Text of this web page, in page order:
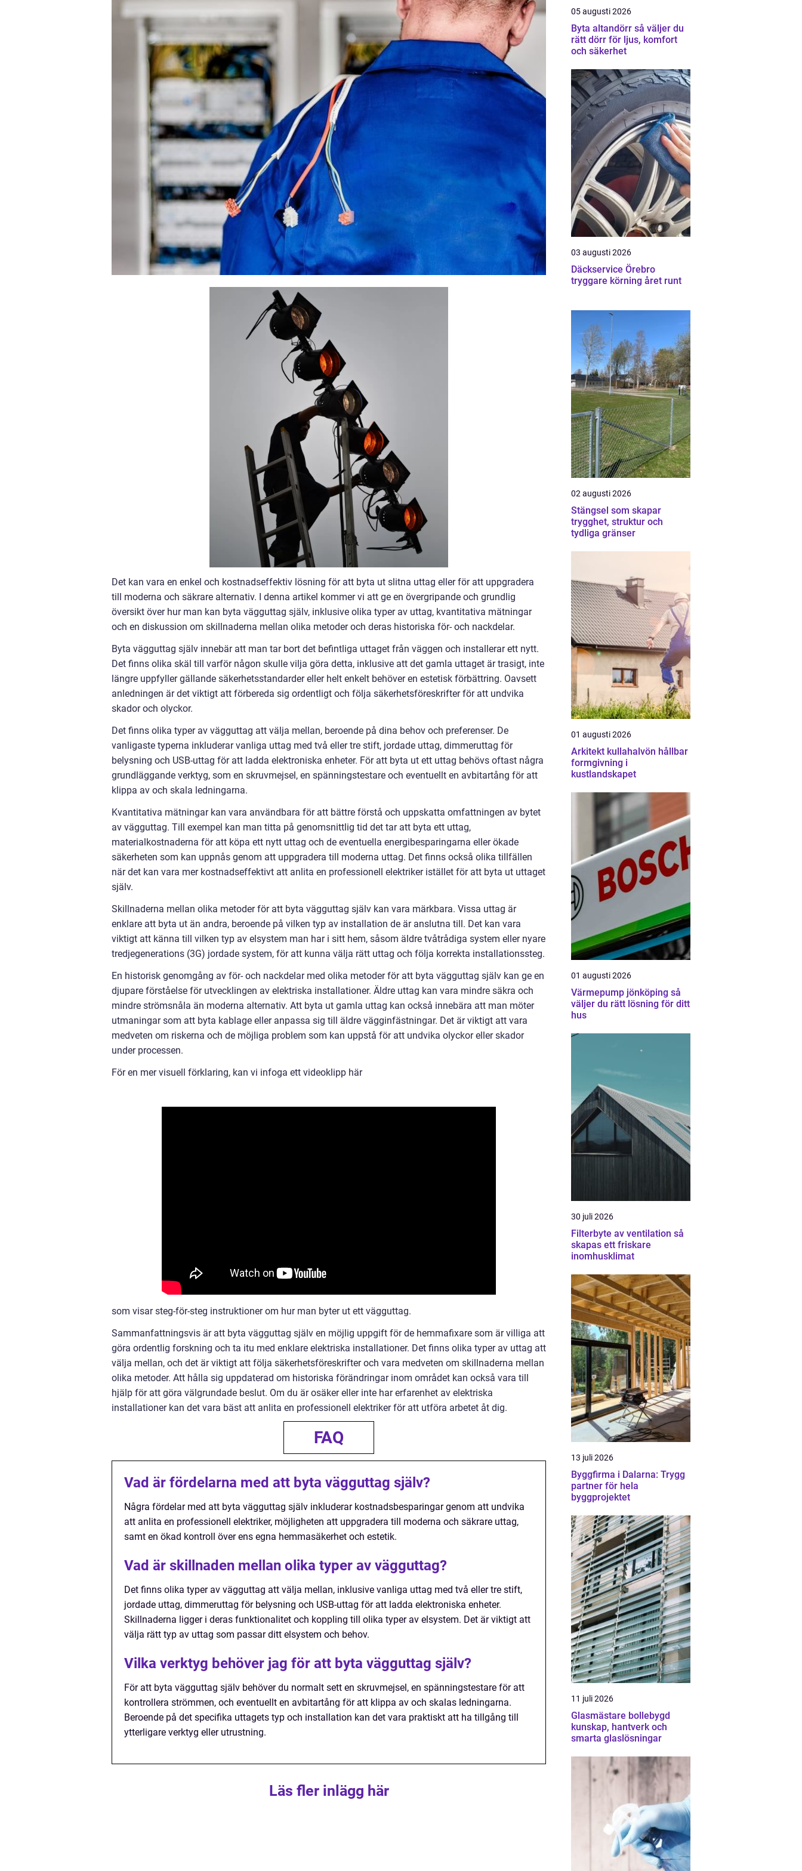
Det kan vara en enkel och kostnadseffektiv lösning för att byta ut slitna uttag eller för att uppgradera
till moderna och säkrare alternativ. I denna artikel kommer vi att ge en övergripande och grundlig
översikt över hur man kan byta vägguttag själv, inklusive olika typer av uttag, kvantitativa mätningar
och en diskussion om skillnaderna mellan olika metoder och deras historiska för- och nackdelar.
Byta vägguttag själv innebär att man tar bort det befintliga uttaget från väggen och installerar ett nytt.
Det finns olika skäl till varför någon skulle vilja göra detta, inklusive att det gamla uttaget är trasigt, inte
längre uppfyller gällande säkerhetsstandarder eller helt enkelt behöver en estetisk förbättring. Oavsett
anledningen är det viktigt att förbereda sig ordentligt och följa säkerhetsföreskrifter för att undvika
skador och olyckor.
Det finns olika typer av vägguttag att välja mellan, beroende på dina behov och preferenser. De
vanligaste typerna inkluderar vanliga uttag med två eller tre stift, jordade uttag, dimmeruttag för
belysning och USB-uttag för att ladda elektroniska enheter. För att byta ut ett uttag behövs oftast några
grundläggande verktyg, som en skruvmejsel, en spänningstestare och eventuellt en avbitartång för att
klippa av och skala ledningarna.
Kvantitativa mätningar kan vara användbara för att bättre förstå och uppskatta omfattningen av bytet
av vägguttag. Till exempel kan man titta på genomsnittlig tid det tar att byta ett uttag,
materialkostnaderna för att köpa ett nytt uttag och de eventuella energibesparingarna eller ökade
säkerheten som kan uppnås genom att uppgradera till moderna uttag. Det finns också olika tillfällen
när det kan vara mer kostnadseffektivt att anlita en professionell elektriker istället för att byta ut uttaget
själv.
Skillnaderna mellan olika metoder för att byta vägguttag själv kan vara märkbara. Vissa uttag är
enklare att byta ut än andra, beroende på vilken typ av installation de är anslutna till. Det kan vara
viktigt att känna till vilken typ av elsystem man har i sitt hem, såsom äldre tvåtrådiga system eller nyare
tredjegenerations (3G) jordade system, för att kunna välja rätt uttag och följa korrekta installationssteg.
En historisk genomgång av för- och nackdelar med olika metoder för att byta vägguttag själv kan ge en
djupare förståelse för utvecklingen av elektriska installationer. Äldre uttag kan vara mindre säkra och
mindre strömsnåla än moderna alternativ. Att byta ut gamla uttag kan också innebära att man möter
utmaningar som att byta kablage eller anpassa sig till äldre vägginfästningar. Det är viktigt att vara
medveten om riskerna och de möjliga problem som kan uppstå för att undvika olyckor eller skador
under processen.
För en mer visuell förklaring, kan vi infoga ett videoklipp här
som visar steg-för-steg instruktioner om hur man byter ut ett vägguttag.
Sammanfattningsvis är att byta vägguttag själv en möjlig uppgift för de hemmafixare som är villiga att
göra ordentlig forskning och ta itu med enklare elektriska installationer. Det finns olika typer av uttag att
välja mellan, och det är viktigt att följa säkerhetsföreskrifter och vara medveten om skillnaderna mellan
olika metoder. Att hålla sig uppdaterad om historiska förändringar inom området kan också vara till
hjälp för att göra välgrundade beslut. Om du är osäker eller inte har erfarenhet av elektriska
installationer kan det vara bäst att anlita en professionell elektriker för att utföra arbetet åt dig.
FAQ
Vad är fördelarna med att byta vägguttag själv?
Några fördelar med att byta vägguttag själv inkluderar kostnadsbesparingar genom att undvika
att anlita en professionell elektriker, möjligheten att uppgradera till moderna och säkrare uttag,
samt en ökad kontroll över ens egna hemmasäkerhet och estetik.
Vad är skillnaden mellan olika typer av vägguttag?
Det finns olika typer av vägguttag att välja mellan, inklusive vanliga uttag med två eller tre stift,
jordade uttag, dimmeruttag för belysning och USB-uttag för att ladda elektroniska enheter.
Skillnaderna ligger i deras funktionalitet och koppling till olika typer av elsystem. Det är viktigt att
välja rätt typ av uttag som passar ditt elsystem och behov.
Vilka verktyg behöver jag för att byta vägguttag själv?
För att byta vägguttag själv behöver du normalt sett en skruvmejsel, en spänningstestare för att
kontrollera strömmen, och eventuellt en avbitartång för att klippa av och skalas ledningarna.
Beroende på det specifika uttagets typ och installation kan det vara praktiskt att ha tillgång till
ytterligare verktyg eller utrustning.
Läs fler inlägg här
05 augusti 2026
Byta altandörr så väljer du
rätt dörr för ljus, komfort
och säkerhet
03 augusti 2026
Däckservice Örebro
tryggare körning året runt
02 augusti 2026
Stängsel som skapar
trygghet, struktur och
tydliga gränser
01 augusti 2026
Arkitekt kullahalvön hållbar
formgivning i
kustlandskapet
01 augusti 2026
Värmepump jönköping så
väljer du rätt lösning för ditt
hus
30 juli 2026
Filterbyte av ventilation så
skapas ett friskare
inomhusklimat
13 juli 2026
Byggfirma i Dalarna: Trygg
partner för hela
byggprojektet
11 juli 2026
Glasmästare bollebygd
kunskap, hantverk och
smarta glaslösningar